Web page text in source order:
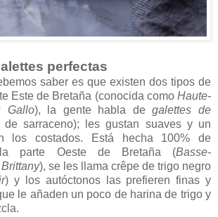
perfectas
saber es que existen dos tipos de
Este de Bretaña (conocida como Haute-
Gallo), la gente habla degalettes de
de sarraceno); les gustan suaves y un
los costados. Está hecha 100% de
parte Oeste de Bretaña (Basse-
), se les llama crêpe de trigo negro
) y los autóctonos las prefieren finas y
le añaden un poco de harina de trigo y